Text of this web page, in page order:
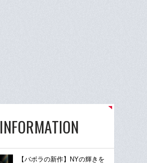
INFORMATION
【バボラの新作】NYの輝きを